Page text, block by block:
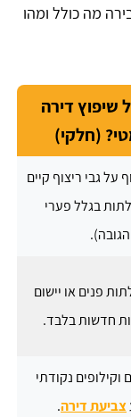
מה כולל ומהו
שיפוץ דירה
(חלקי)
על גבי ריצוף קיים
בגלל פערי
הגובה).
פנים או יישום
חדשות בלבד.
וקילופים נקודתי
צביעת דירה.